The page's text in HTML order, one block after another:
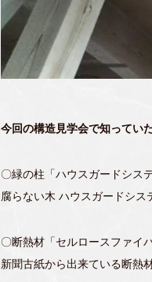
今回の構造見学会で知ってい
〇緑の柱「ハウスガードシステ
腐らない木 ハウスガードシス
〇断熱材「セルロースファイバ
新聞古紙から出来ている断熱